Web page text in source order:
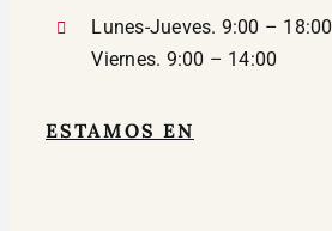
Lunes-Jueves. 9:00 – 18:00
Viernes. 9:00 – 14:00
ESTAMOS EN